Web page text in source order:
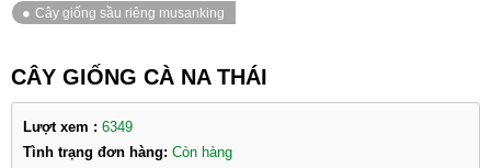
CÂY GIỐNG CÀ NA THÁI
Lượt xem : 6349
Tình trạng đơn hàng: Còn hàng